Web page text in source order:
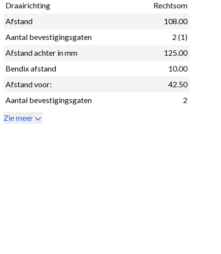
Draairichting
Rechtsom
Afstand
108.00
Aantal bevestigingsgaten
2 (1)
Afstand achter in mm
125.00
Bendix afstand
10.00
Afstand voor:
42.50
Aantal bevestigingsgaten
2
Zie meer